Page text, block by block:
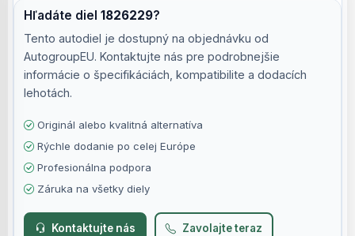
Hľadáte diel1826229?
Tento autodiel je dostupný na objednávku od
AutogroupEU. Kontaktujte nás pre podrobnejšie
informácie o špecifikáciách, kompatibilite a dodacích
lehotách.
Originál alebo kvalitná alternatíva
Rýchle dodanie po celej Európe
Profesionálna podpora
Záruka na všetky diely
Kontaktujte nás Zavolajte teraz